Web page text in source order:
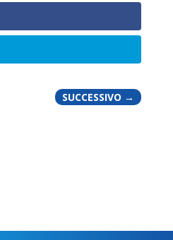
SUCCESSIVO →